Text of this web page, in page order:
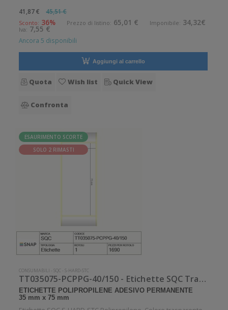
polipropilene con adesivo permanente. Diametro interno: 25
mm. Diametro esterno
41,87 € 45,51 €
Sconto: 36% Prezzo di listino: 65,01 € Imponibile: 34,32€
Iva: 7,55 €
Ancora 5 disponibili
Aggiungi al carrello
Quota Wish list Quick View
Confronta
ESAURIMENTO SCORTE
SOLO 2 RIMASTI
CONSUMABILI -SQC -S-HARD-STC
TT035075-PCPPG-40/150 - Etichette SQC Trasparente neutro S-HARD-STC
ETICHETTE POLIPROPILENE ADESIVO PERMANENTE
35 mm x 75 mm